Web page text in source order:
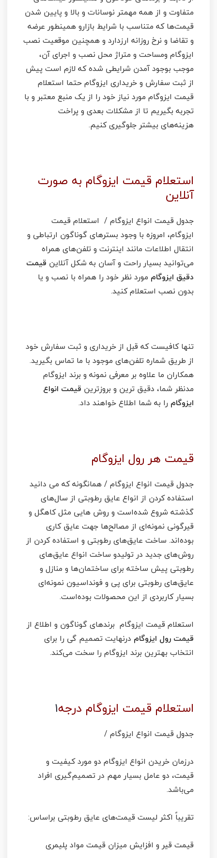
متفاوت و از همه مهمتر نوسانات و بالا و پایین شدن
قیمت‌ها که متناسب با شرایط بازارو همینطور عرضه
و تقاضا و نرخ روزانه ارزدارد و همچنین موقعیت نصب
ایزوگام ومساحت و متراژ محل نصب و اجرای آن،
موجب بوجود آمدن شرایطی شده که لازم است پیش
از ثبت سفارش و خریداری ایزوگام حتما استعلام
قیمت ایزوگام مورد نیاز خود را از یک منبع معتبر و با
تجربه بگیریم تا از مشکلات بعدی و پراخت
هزینه‌های بیشتر جلوگیری کنیم.
استعلام قیمت ایزوگام به صورت
آنلاین
جدول قیمت انواع ایزوگام / استعلام قیمت
ایزوگام، امروزه با وجود بسترهای گوناگون ارتباطی و
انتقال اطلاعات مانند اینترنت و تلفن‌های همراه
می‌توانید بسیار راحت و آسان به شکل آنلاین قیمت
دقیق ایزوگام مورد نظر خود را همراه با نصب و یا
بدون نصب استعلام کنید.
تنها کافیست که قبل از خریداری و ثبت سفارش خود
از طریق شماره تلفن‌های موجود با ما تماس بگیرید.
همکاران ما علاوه بر معرفی نمونه و برند ایزوگام
مدنظر شما، دقیق ‌‌ترین و بروز‌ترین قیمت انواع
ایزوگام را به شما اطلاع خواهند داد.
قیمت هر رول ایزوگام
جدول قیمت انواع ایزوگام / همانگونه که می دانید
استفاده کردن از انواع عایق رطوبتی از سال‌های
گذشته شروع شده‌است و روش هایی مثل کاهگل و
قیرگونی نمونه‌ای از مصالح‌ها جهت عایق کاری
بوده‌اند. ساخت عایق‌های رطوبتی و استفاده کردن از
روش‌های جدید در تولیدو ساخت انواع عایق‌های
رطوبتی پیش ساخته برای ساختمان‌ها و منازل و
عایق‌های رطوبتی برای پی و فونداسیون نمونه‌ای
بسیار کاربردی از این محصولات بوده‌است.
استعلام قیمت ایزوگام برند‌های گوناگون و اطلاع از
قیمت رول ایزوگام درنهایت تصمیم گی را برای
انتخاب بهترین برند ایزوگام را سخت می‌کند.
استعلام قیمت ایزوگام درجه۱
جدول قیمت انواع ایزوگام /
درزمان خریدن انواع ایزوگام دو مورد کیفیت و
قیمت، دو عامل بسیار مهم در تصمیم‌گیری افراد
می‌باشد.
تقریباً اکثر لیست قیمت‌های عایق رطوبتی براساس:
قیمت قیر و افزایش میزان قیمت مواد پلیمری